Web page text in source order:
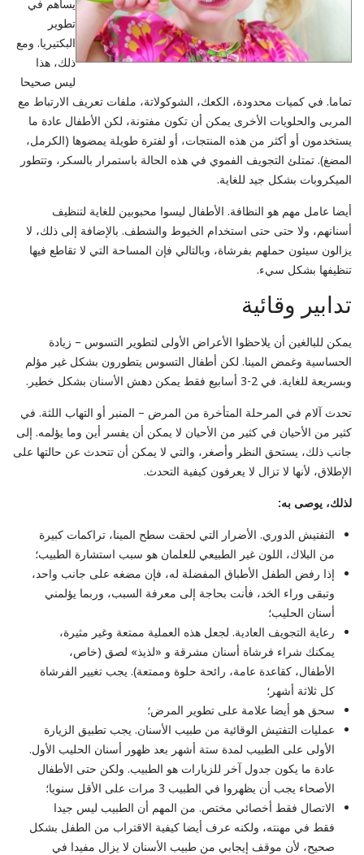
يساهم في
تطوير
البكتيريا. ومع
ذلك، هذا
ليس صحيحا
تماما. في كميات محدودة، الكعك، الشوكولاتة، ملفات تعريف الارتباط مع
المربى والحلويات الأخرى يمكن أن تكون مفتونة، لكن الأطفال عادة ما
يستخدمون أو أكثر من هذه المنتجات، أو لفترة طويلة يمضوها (الكرمل،
المضغ). تمتلئ التجويف الفموي في هذه الحالة باستمرار بالسكر، وتتطور
الميكروبات بشكل جيد للغاية.
أيضا عامل مهم هو النظافة. الأطفال ليسوا محبوبين للغاية لتنظيف
أسنانهم، ولا حتى حتى استخدام الخيوط والشطف. بالإضافة إلى ذلك، لا
يزالون سيئون حملهم بفرشاة، وبالتالي فإن المساحة التي لا تقاطع فيها
تنظيفها بشكل سيء.
تدابير وقائية
يمكن للبالغين أن يلاحظوا الأعراض الأولى لتطوير التسوس – زيادة
الحساسية وغمض المينا. لكن أطفال التسوس يتطورون بشكل غير مؤلم
وبسريعة للغاية. في 2-3 أسابيع فقط يمكن دهش الأسنان بشكل خطير.
تحدث آلام في المرحلة المتأخرة من المرض – المنبر أو التهاب اللثة. في
كثير من الأحيان في كثير من الأحيان لا يمكن أن يفسر أين وما يؤلمه. إلى
جانب ذلك، يستحق النظر وأصغر، والتي لا يمكن أن تتحدث عن حالتها على
الإطلاق، لأنها لا تزال لا يعرفون كيفية التحدث.
لذلك، يوصى به:
التفتيش الدوري. الأضرار التي لحقت سطح المينا، تراكمات كبيرة
من البلاك، اللون غير الطبيعي للعلمان هو سبب استشارة الطبيب؛
إذا رفض الطفل الأطباق المفضلة له، فإن مضغه على جانب واحد،
وتبقى وراء الخد، فأنت بحاجة إلى معرفة السبب، وربما يؤلمني
أسنان الحليب؛
رعاية التجويف العادية. لجعل هذه العملية ممتعة وغير مثيرة،
يمكنك شراء فرشاة أسنان مشرقة و «لذيذ» لصق (خاص،
الأطفال، كقاعدة عامة، رائحة حلوة وممتعة). يجب تغيير الفرشاة
كل ثلاثة أشهر؛
سحق هو أيضا علامة على تطوير المرض؛
عمليات التفتيش الوقائية من طبيب الأسنان. يجب تطبيق الزيارة
الأولى على الطبيب لمدة ستة أشهر بعد ظهور أسنان الحليب الأول.
عادة ما يكون جدول آخر للزيارات هو الطبيب. ولكن حتى الأطفال
الأصحاء يجب أن يظهروا في الطبيب 3 مرات على الأقل سنويا؛
الاتصال فقط أخصائي مختص. من المهم أن الطبيب ليس جيدا
فقط في مهنته، ولكنه عرف أيضا كيفية الاقتراب من الطفل بشكل
صحيح، لأن موقف إيجابي من طبيب الأسنان لا يزال مفيدا في